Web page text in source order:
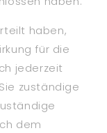
haben,
für die
jederzeit
zuständige
dem